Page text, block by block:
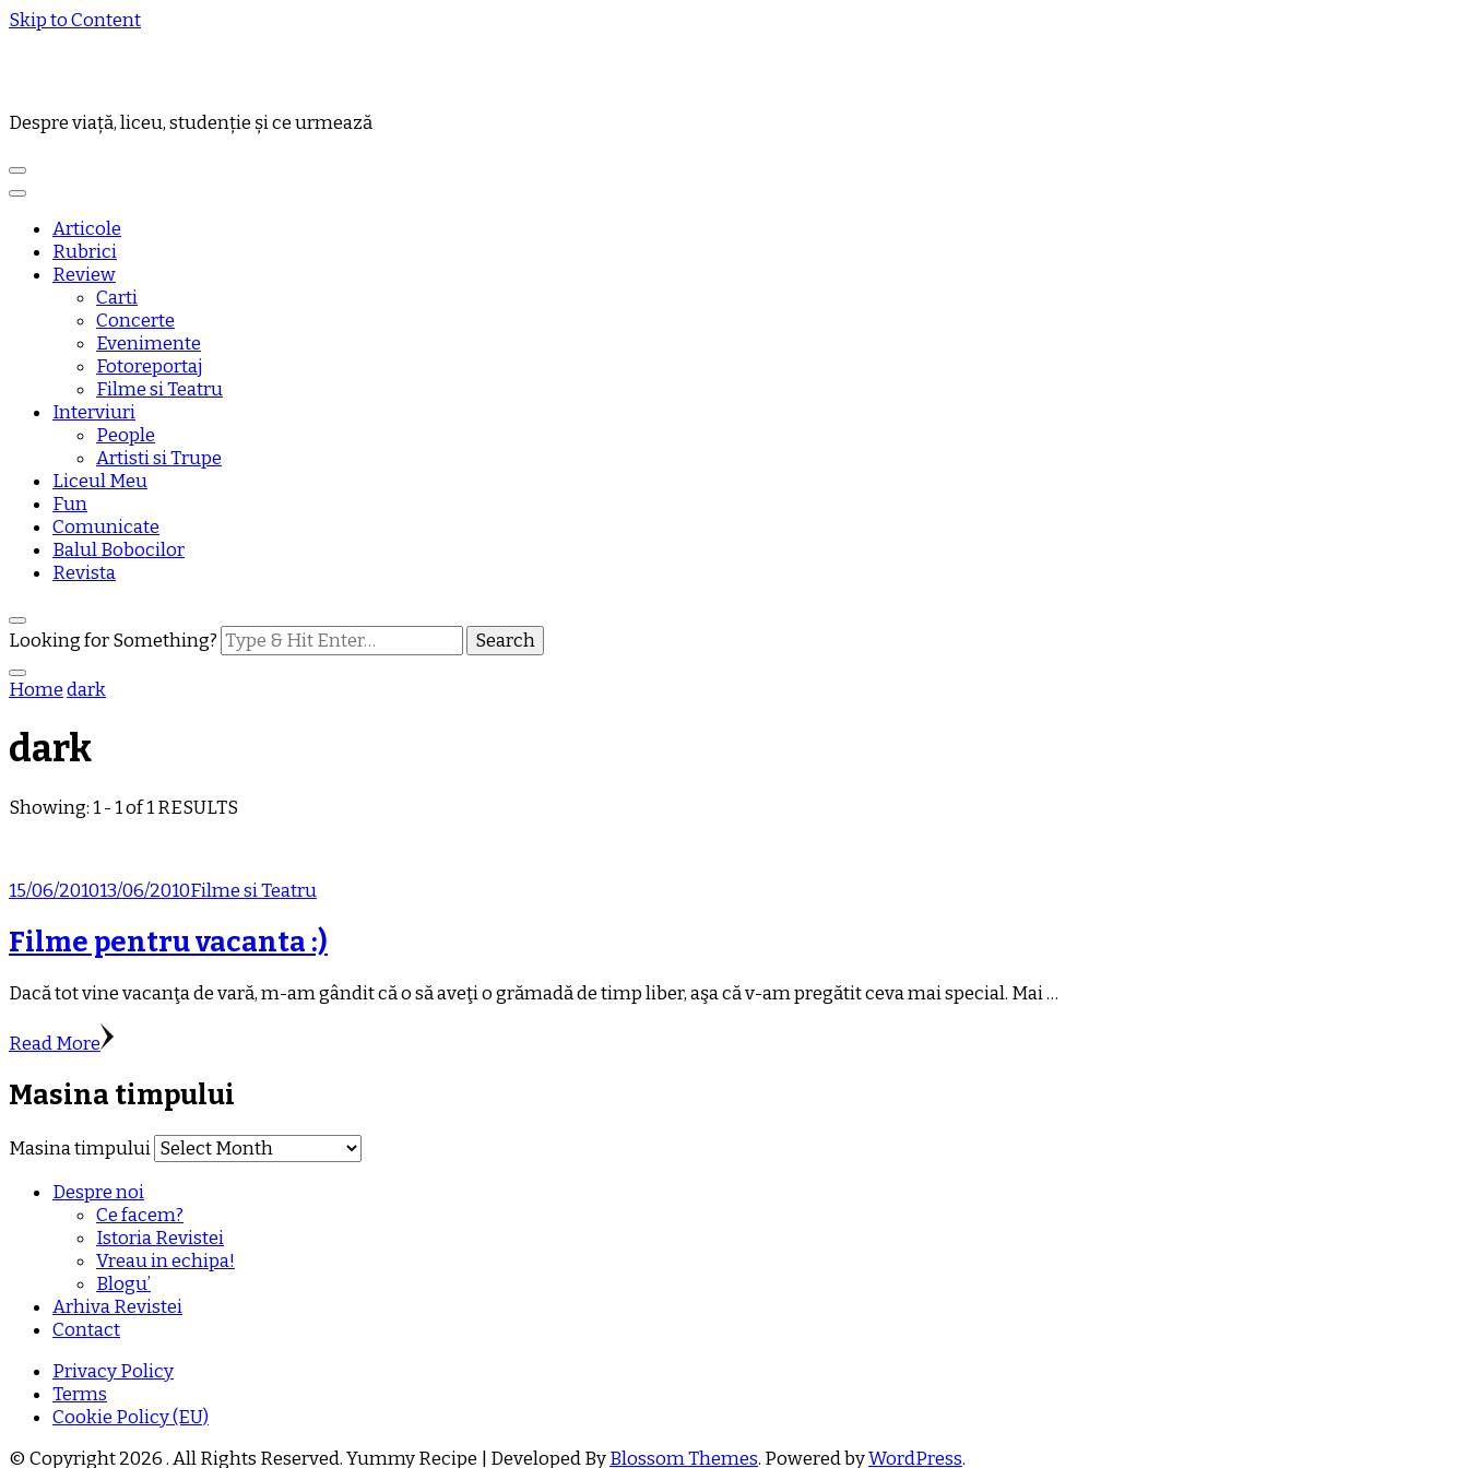
Skip to Content
Despre viață, liceu, studenție și ce urmează
Articole
Rubrici
Review
Carti
Concerte
Evenimente
Fotoreportaj
Filme si Teatru
Interviuri
People
Artisti si Trupe
Liceul Meu
Fun
Comunicate
Balul Bobocilor
Revista
Looking for Something?
Homedark
dark
Showing: 1 - 1 of 1 RESULTS
15/06/201013/06/2010Filme si Teatru
Filme pentru vacanta :)
Dacă tot vine vacanţa de vară, m-am gândit că o să aveţi o grămadă de timp liber, aşa că v-am pregătit ceva mai special. Mai …
Read More
Masina timpului
Masina timpului
Despre noi
Ce facem?
Istoria Revistei
Vreau in echipa!
Blogu’
Arhiva Revistei
Contact
Privacy Policy
Terms
Cookie Policy (EU)
© Copyright 2026. All Rights Reserved.Yummy Recipe | Developed ByBlossom Themes. Powered byWordPress.